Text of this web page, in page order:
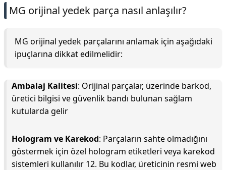
MG orijinal yedek parça nasıl anlaşılır?
MG orijinal yedek parçalarını anlamak için aşağıdaki
ipuçlarına dikkat edilmelidir:
Ambalaj Kalitesi: Orijinal parçalar, üzerinde barkod,
üretici bilgisi ve güvenlik bandı bulunan sağlam
kutularda gelir
Hologram ve Karekod: Parçaların sahte olmadığını
göstermek için özel hologram etiketleri veya karekod
sistemleri kullanılır 12. Bu kodlar, üreticinin resmi web